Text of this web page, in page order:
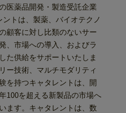
医薬品開発・製造受託企業
トは、製薬、バイオテクノ
顧客に対し比類のないサー
、市場への導入、およびラ
た供給をサポートいたしま
ー技術、マルチモダリティ
を持つキャタレントは、開
100を超える新製品の市場へ
ます。キャタレントは、数